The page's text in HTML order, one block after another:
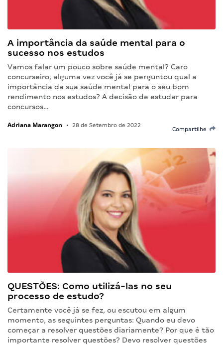
A importância da saúde mental para o
sucesso nos estudos
Vamos falar um pouco sobre saúde mental? Caro
concurseiro, alguma vez você já se perguntou qual a
importância da sua saúde mental para o seu bom
rendimento nos estudos? A decisão de estudar para
concursos…
Adriana Marangon • 28 de Setembro de 2022
Compartilhe
QUESTÕES: Como utilizá-las no seu
processo de estudo?
Certamente você já se fez, ou escutou em algum
momento, as seguintes perguntas: Quando eu devo
começar a resolver questões diariamente? Por que é tão
importante resolver questões? Devo resolver questões